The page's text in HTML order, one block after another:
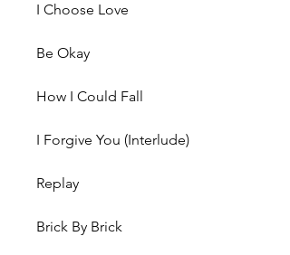
I Choose Love
Be Okay
How I Could Fall
I Forgive You (Interlude)
Replay
Brick By Brick